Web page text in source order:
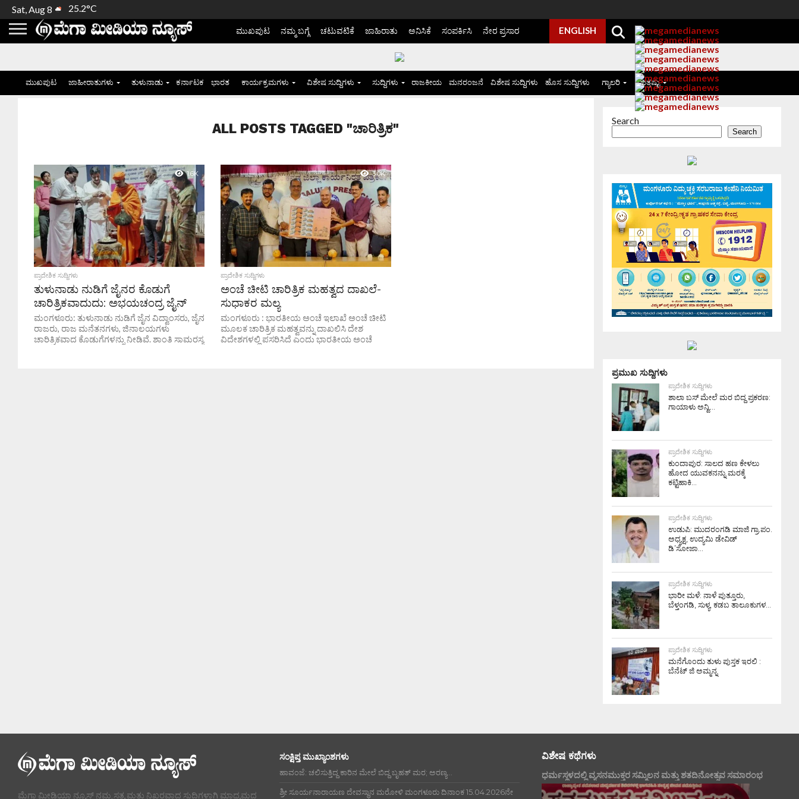
Sat, Aug 8 25.2°C
ಮುಖಪುಟ ನಮ್ಮ ಬಗ್ಗೆ ಚಟುವಟಿಕೆ ಜಾಹಿರಾತು ಅನಿಸಿಕೆ ಸಂಪರ್ಕಿಸಿ ನೇರ ಪ್ರಸಾರ ENGLISH
ಮುಖಪುಟ ಜಾಹೀರಾತುಗಳು ತುಳುನಾಡು ಕರ್ನಾಟಕ ಭಾರತ ಕಾರ್ಯಕ್ರಮಗಳು ವಿಶೇಷ ಸುದ್ದಿಗಳು ಸುದ್ದಿಗಳು ರಾಜಕೀಯ ಮನರಂಜನೆ ವಿಶೇಷ ಸುದ್ದಿಗಳು ಹೊಸ ಸುದ್ದಿಗಳು ಗ್ಯಾಲರಿ ಮತ್ತಷ್ಟು
ALL POSTS TAGGED "ಚಾರಿತ್ರಿಕ"
1.6K
ಪ್ರಾದೇಶಿಕ ಸುದ್ದಿಗಳು
ತುಳುನಾಡು ನುಡಿಗೆ ಜೈನರ ಕೊಡುಗೆ
ಚಾರಿತ್ರಿಕವಾದುದು: ಅಭಯಚಂದ್ರ ಜೈನ್
ಮಂಗಳೂರು: ತುಳುನಾಡು ನುಡಿಗೆ ಜೈನ ವಿದ್ವಾಂಸರು, ಜೈನ
ರಾಜರು, ರಾಜ ಮನೆತನಗಳು, ಜಿನಾಲಯಗಳು
ಚಾರಿತ್ರಿಕವಾದ ಕೊಡುಗೆಗಳನ್ನು ನೀಡಿವೆ. ಶಾಂತಿ ಸಾಮರಸ್ಯ
3.0K
ಪ್ರಾದೇಶಿಕ ಸುದ್ದಿಗಳು
ಅಂಚೆ ಚೀಟಿ ಚಾರಿತ್ರಿಕ ಮಹತ್ವದ ದಾಖಲೆ-
ಸುಧಾಕರ ಮಲ್ಯ
ಮಂಗಳೂರು : ಭಾರತೀಯ ಅಂಚೆ ಇಲಾಖೆ ಅಂಚೆ ಚೀಟಿ
ಮೂಲಕ ಚಾರಿತ್ರಿಕ ಮಹತ್ವವನ್ನು ದಾಖಲಿಸಿ ದೇಶ
ವಿದೇಶಗಳಲ್ಲಿ ಪಸರಿಸಿದೆ ಎಂದು ಭಾರತೀಯ ಅಂಚೆ
Search
Search
ಪ್ರಮುಖ ಸುದ್ದಿಗಳು
ಪ್ರಾದೇಶಿಕ ಸುದ್ದಿಗಳು
ಶಾಲಾ ಬಸ್ ಮೇಲೆ ಮರ ಬಿದ್ದ ಪ್ರಕರಣ:
ಗಾಯಾಳು ಅನ್ವಿ...
ಪ್ರಾದೇಶಿಕ ಸುದ್ದಿಗಳು
ಕುಂದಾಪುರ: ಸಾಲದ ಹಣ ಕೇಳಲು
ಹೋದ ಯುವಕನನ್ನು ಮರಕ್ಕೆ
ಕಟ್ಟಿಹಾಕಿ...
ಪ್ರಾದೇಶಿಕ ಸುದ್ದಿಗಳು
ಉಡುಪಿ: ಮುದರಂಗಡಿ ಮಾಜಿ ಗ್ರಾ.ಪಂ.
ಅಧ್ಯಕ್ಷ, ಉದ್ಯಮಿ ಡೇವಿಡ್
ಡಿ’ಸೋಜಾ...
ಪ್ರಾದೇಶಿಕ ಸುದ್ದಿಗಳು
ಭಾರೀ ಮಳೆ: ನಾಳೆ ಪುತ್ತೂರು,
ಬೆಳ್ತಂಗಡಿ, ಸುಳ್ಯ, ಕಡಬ ತಾಲೂಕುಗಳ...
ಪ್ರಾದೇಶಿಕ ಸುದ್ದಿಗಳು
ಮನೆಗೊಂದು ತುಳು ಪುಸ್ತಕ ಇರಲಿ :
ಬೆನೆಟ್ ಜಿ ಅಮ್ಮನ್ನ
ಮೆಗಾ ಮೀಡಿಯಾ ನ್ಯೂಸ್ ನಮ್ಮ ಸತ್ಯ ಮತ್ತು ನಿಖರವಾದ ಸುದ್ದಿಗಳಾಗಿ ಮಾಧ್ಯಮದ
ಸಂಕ್ಷಿಪ್ತ ಮುಖ್ಯಾಂಶಗಳು
ಹಾವಂಜೆ: ಚಲಿಸುತ್ತಿದ್ದ ಕಾರಿನ ಮೇಲೆ ಬಿದ್ದ ಬೃಹತ್ ಮರ; ಅರಣ್ಯ...
ಶ್ರೀ ಸೂರ್ಯನಾರಾಯಣ ದೇವಸ್ಥಾನ ಮರೋಳಿ ಮಂಗಳೂರು ದಿನಾಂಕ 15.04.2026ನೇ
ವಿಶೇಷ ಕಥೆಗಳು
ಧರ್ಮಸ್ಥಳದಲ್ಲಿ ವ್ಯಸನಮುಕ್ತರ ಸಮ್ಮಿಲನ ಮತ್ತು ಶತದಿನೋತ್ಸವ ಸಮಾರಂಭ